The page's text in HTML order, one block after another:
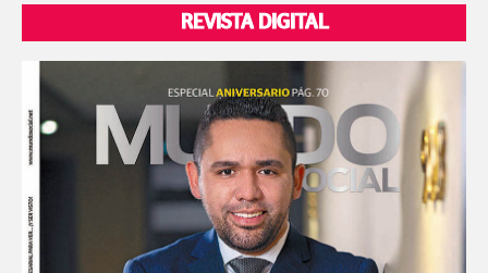
REVISTA DIGITAL